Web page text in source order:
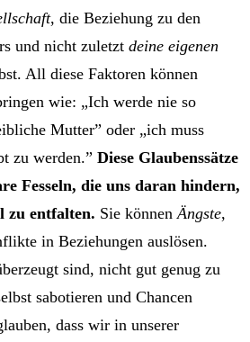
, die Beziehung zu den
und nicht zuletzt deine eigenen
All diese Faktoren können
wie: „Ich werde nie so
Mutter” oder „ich muss
zu werden.” Diese Glaubenssätze
Fesseln, die uns daran hindern,
zu entfalten. Sie können Ängste,
in Beziehungen auslösen.
sind, nicht gut genug zu
sabotieren und Chancen
dass wir in unserer